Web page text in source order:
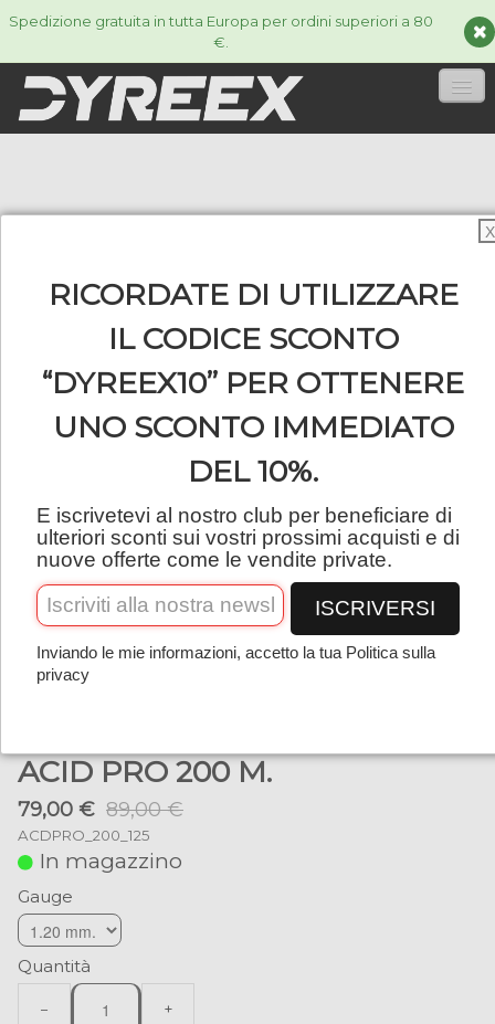
Spedizione gratuita in tutta Europa per ordini superiori a 80
€.
CORDE▼
0
Italiano
ACID PRO 200 M.
79,00 € 89,00 €
ACDPRO_200_125
In magazzino
Gauge
Quantità
− +
X
RICORDATE DI UTILIZZARE
IL CODICE SCONTO
“DYREEX10” PER OTTENERE
UNO SCONTO IMMEDIATO
DEL 10%.
E iscrivetevi al nostro club per beneficiare di
ulteriori sconti sui vostri prossimi acquisti e di
nuove offerte come le vendite private.
ISCRIVERSI
Inviando le mie informazioni, accetto la tua Politica sulla
privacy